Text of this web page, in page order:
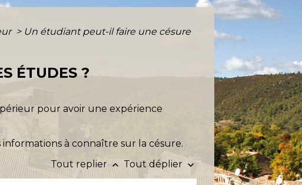
> Un étudiant peut-il faire une césure
ÉTUDES ?
pour avoir une expérience
à connaître sur la césure.
Tout replierkeyboard_arrow_up Tout déplier keyboard_arrow_down